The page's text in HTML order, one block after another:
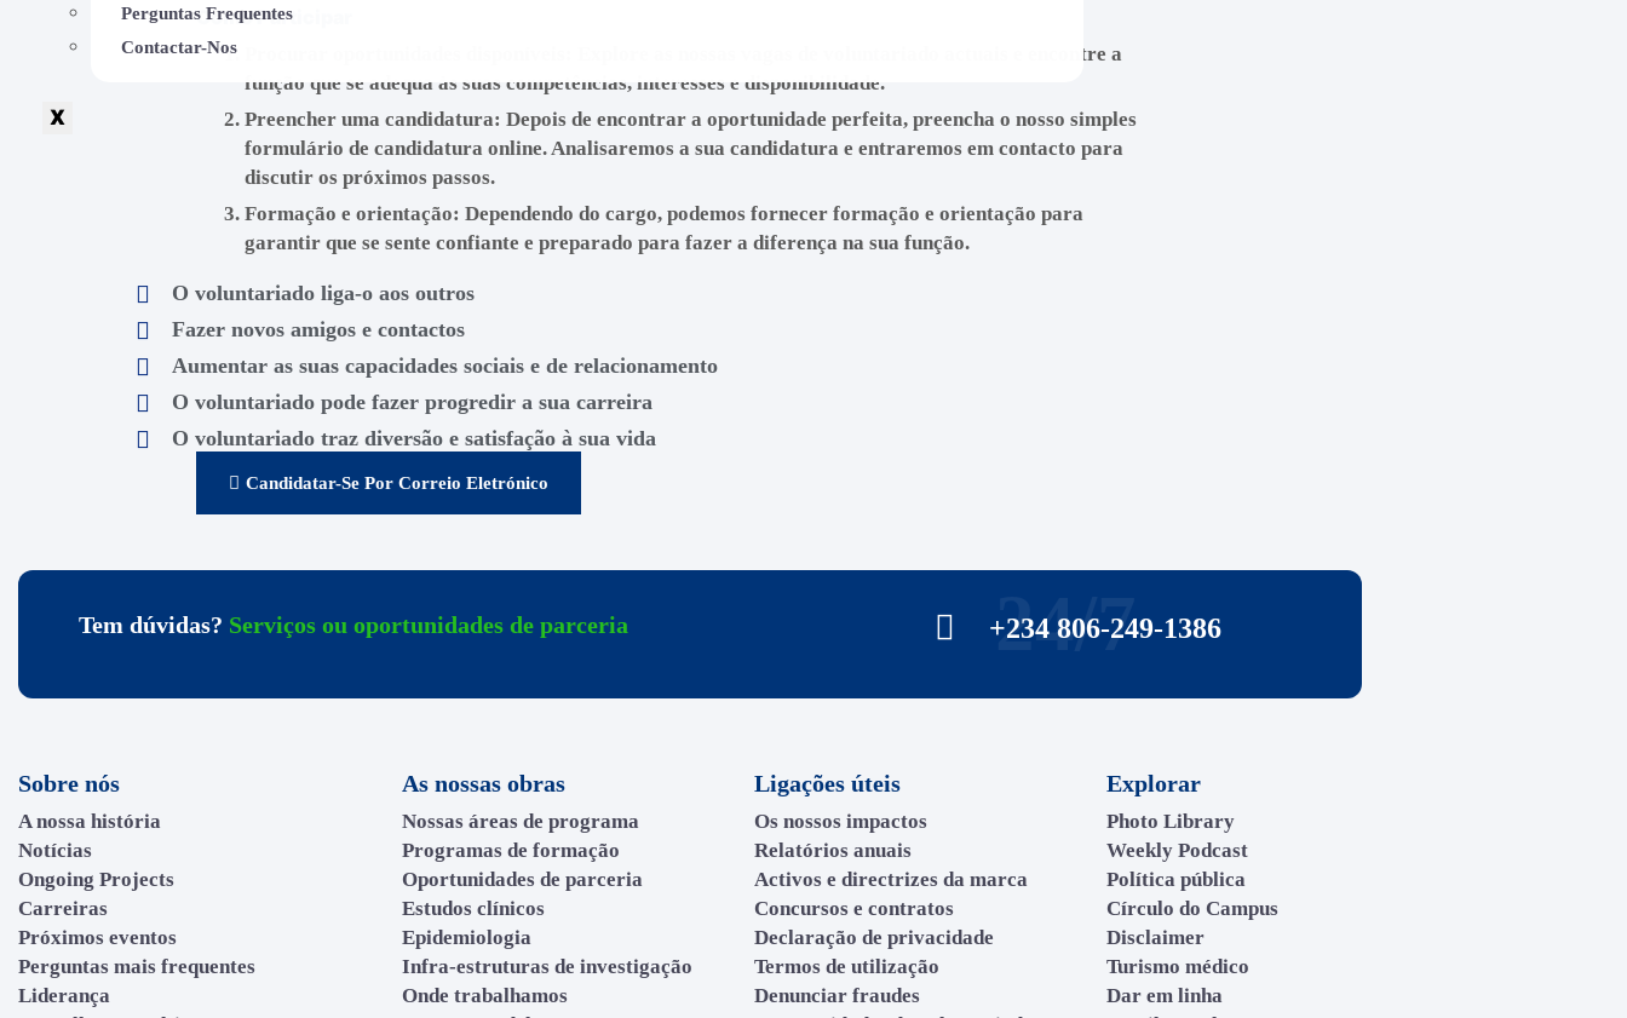
Perguntas Frequentes
Contactar-Nos
X
Como Participar
: Explore as nossas vagas de voluntariado actuais e encontre a
função que se adequa às suas competências, interesses e disponibilidade.
Preencher uma candidatura: Depois de encontrar a oportunidade perfeita, preencha o nosso simples
formulário de candidatura online. Analisaremos a sua candidatura e entraremos em contacto para
discutir os próximos passos.
Formação e orientação: Dependendo do cargo, podemos fornecer formação e orientação para
garantir que se sente confiante e preparado para fazer a diferença na sua função.
O voluntariado liga-o aos outros
Fazer novos amigos e contactos
Aumentar as suas capacidades sociais e de relacionamento
O voluntariado pode fazer progredir a sua carreira
O voluntariado traz diversão e satisfação à sua vida
Candidatar-Se Por Correio Eletrónico
Tem dúvidas? Serviços ou oportunidades de parceria +234 806-249-1386
24/7
Sobre nós
A nossa história
Notícias
Ongoing Projects
Carreiras
Próximos eventos
Perguntas mais frequentes
Liderança
As nossas obras
Nossas áreas de programa
Programas de formação
Oportunidades de parceria
Estudos clínicos
Epidemiologia
Infra-estruturas de investigação
Onde trabalhamos
Ligações úteis
Os nossos impactos
Relatórios anuais
Activos e directrizes da marca
Concursos e contratos
Declaração de privacidade
Termos de utilização
Denunciar fraudes
Explorar
Photo Library
Weekly Podcast
Política pública
Círculo do Campus
Disclaimer
Turismo médico
Dar em linha